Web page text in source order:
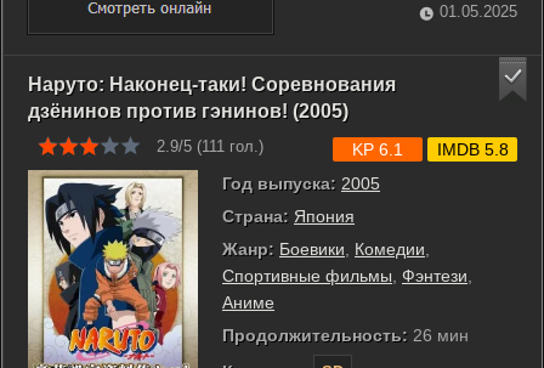
T-вирусом - здание аэропорта заполоняют толпы зомби. К
месту катастрофы подтягиваются военные, среди ...
01.05.2025
Наруто: Наконец-таки! Соревнования
дзёнинов против гэнинов! (2005)
2.9/5 (111 гол.)
Год выпуска: 2005
Страна: Япония
Жанр: Боевики Комедии
Спортивные фильмы Фэнтези
Аниме
Продолжительность: 26 мин
KP 6.1 IMDB 5.8